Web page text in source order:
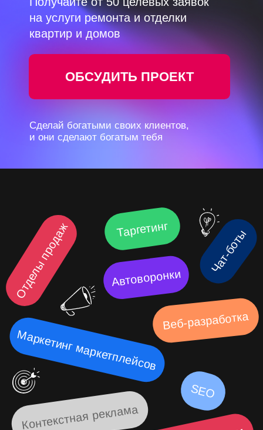
Сделай богатыми своих клиентов,
и они сделают богатым тебя
Контекстная реклама
Таргетинг
Отделы продаж
Внедрение CRM-систем
Чат-боты
Автоворонки
Маркетинг маркетплейсов
РЕЗУЛЬТАТ
СОТРУДНИЧЕСТВА
СО МНОЙ
Ваша почта завалена заявками